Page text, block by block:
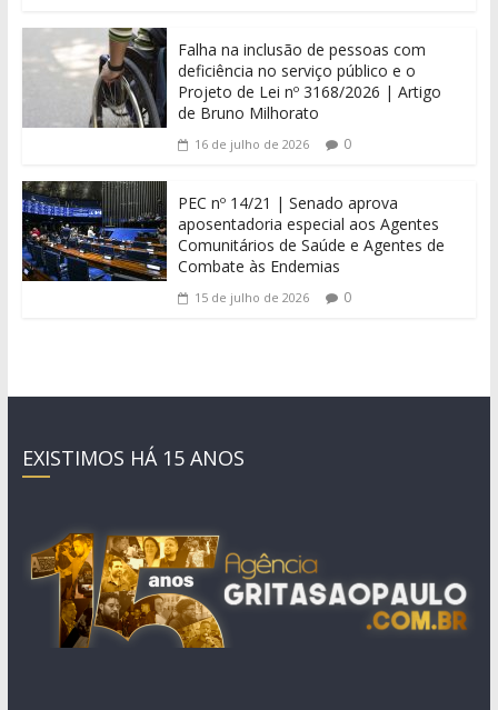
Falha na inclusão de pessoas com
deficiência no serviço público e o
Projeto de Lei nº 3168/2026 | Artigo
de Bruno Milhorato
16 de julho de 2026 0
PEC nº 14/21 | Senado aprova
aposentadoria especial aos Agentes
Comunitários de Saúde e Agentes de
Combate às Endemias
15 de julho de 2026 0
EXISTIMOS HÁ 15 ANOS